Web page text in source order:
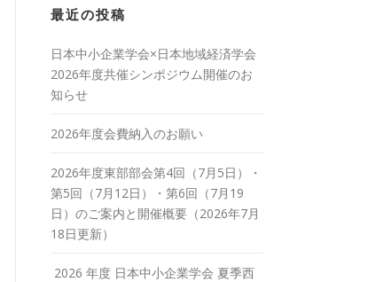
最近の投稿
日本中小企業学会×日本地域経済学会
2026年度共催シンポジウム開催のお
知らせ
2026年度会費納入のお願い
2026年度東部部会第4回（7月5日）・
第5回（7月12日）・第6回（7月19
日）のご案内と開催概要（2026年7月
18日更新）
2026 年度 日本中小企業学会 夏季西